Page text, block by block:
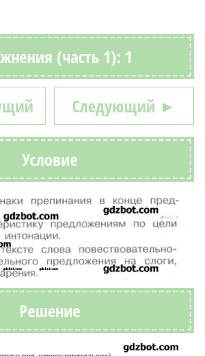
(часть 1): 1
Следующий ►
Условие
Решение